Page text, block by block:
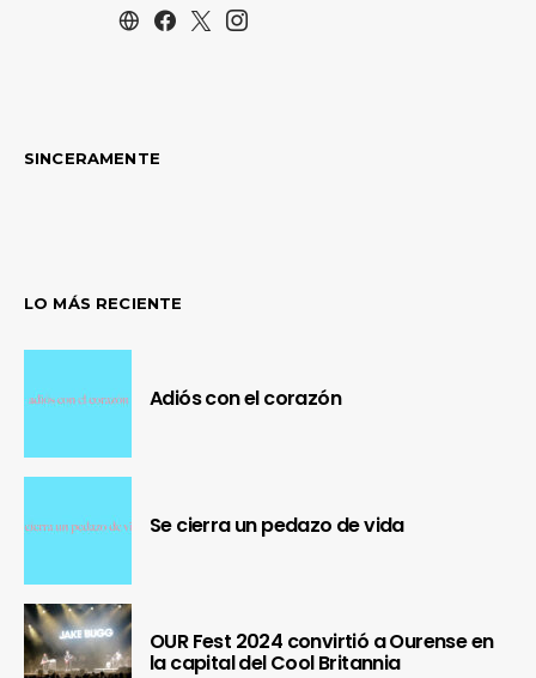
SINCERAMENTE
LO MÁS RECIENTE
Adiós con el corazón
Se cierra un pedazo de vida
OUR Fest 2024 convirtió a Ourense en
la capital del Cool Britannia